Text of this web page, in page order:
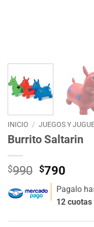
INICIO / JUEGOS Y
Burrito Saltarin
$990 El
precio
original
era:
$990.
$790
precio
es:
Pagalo
12 cuotas